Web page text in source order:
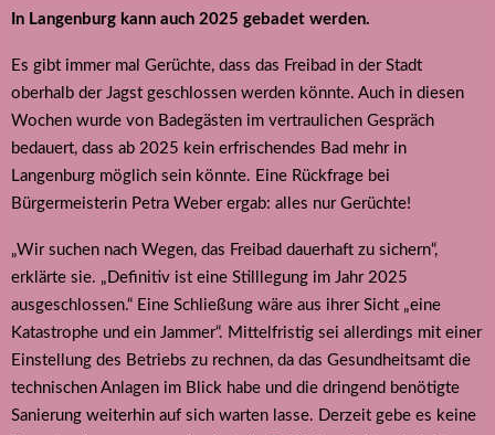
In Langenburg kann auch 2025 gebadet werden.
Es gibt immer mal Gerüchte, dass das Freibad in der Stadt
oberhalb der Jagst geschlossen werden könnte. Auch in diesen
Wochen wurde von Badegästen im vertraulichen Gespräch
bedauert, dass ab 2025 kein erfrischendes Bad mehr in
Langenburg möglich sein könnte. Eine Rückfrage bei
Bürgermeisterin Petra Weber ergab: alles nur Gerüchte!
„Wir suchen nach Wegen, das Freibad dauerhaft zu sichern“,
erklärte sie. „Definitiv ist eine Stilllegung im Jahr 2025
ausgeschlossen.“ Eine Schließung wäre aus ihrer Sicht „eine
Katastrophe und ein Jammer“. Mittelfristig sei allerdings mit einer
Einstellung des Betriebs zu rechnen, da das Gesundheitsamt die
technischen Anlagen im Blick habe und die dringend benötigte
Sanierung weiterhin auf sich warten lasse. Derzeit gebe es keine